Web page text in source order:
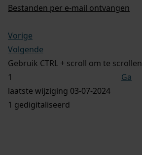
Bestanden per e-mail ontvangen
Vorige
Volgende
Gebruik CTRL + scroll om te scrollen
Ga
laatste wijziging 03-07-2024
1 gedigitaliseerd